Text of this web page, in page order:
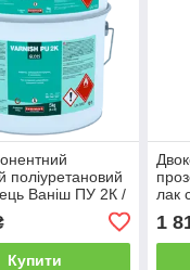
поліуретановий
Ваніш ПУ 2К /
Купити
лак
1